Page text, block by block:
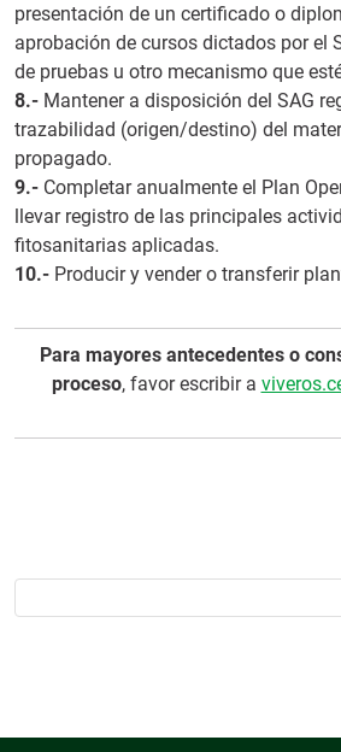
presentación de un certificado o
aprobación de cursos dictados por el
de pruebas u otro mecanismo que
8.- Mantener a disposición del SAG
trazabilidad (origen/destino) del
propagado.
9.- Completar anualmente el Plan
llevar registro de las principales
fitosanitarias aplicadas.
10.- Producir y vender o transferir
Para mayores antecedentes o
proceso, favor escribir a